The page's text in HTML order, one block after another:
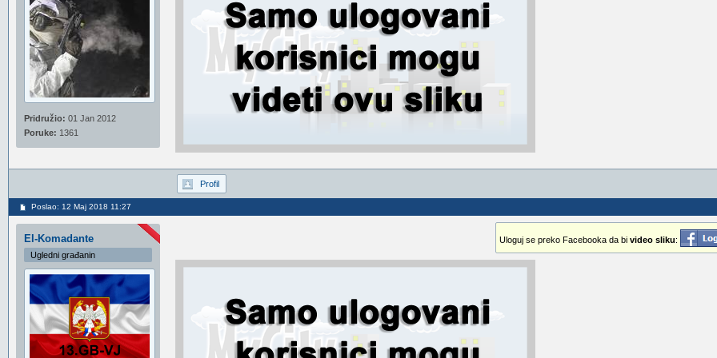
Pridružio: 01 Jan 2012
Poruke: 1361
Profil
Poslao: 12 Maj 2018 11:27
El-Komadante
Ugledni građanin
Uloguj se preko Facebooka da bi video sliku: